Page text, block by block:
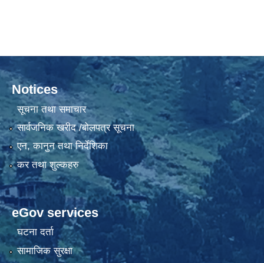
Notices
सूचना तथा समाचार
सार्वजनिक खरीद /बोलपत्र सूचना
एन, कानुन तथा निर्देशिका
कर तथा शुल्कहरु
eGov services
घटना दर्ता
सामाजिक सुरक्षा